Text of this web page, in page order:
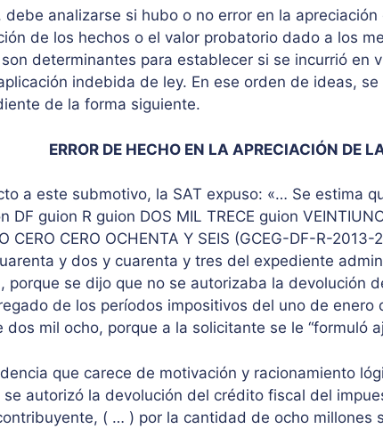
debe analizarse si hubo o no error en la
de los hechos o el valor probatorio dado a los
determinantes para establecer si se incurrió en
indebida de ley. En ese orden de ideas,
de la forma siguiente.
ERROR DE HECHO EN LA APRECIACIÓN DE
a este submotivo, la SAT expuso: «… Se estima
DF guion R guion DOS MIL TRECE guion
CERO CERO OCHENTA Y SEIS (GCEG-DF-R-
y dos y cuarenta y tres del expediente
porque se dijo que no se autorizaba la devolución
de los períodos impositivos del uno de enero
dos mil ocho, porque a la solicitante se le “formuló
que carece de motivación y racionamiento
se autorizó la devolución del crédito fiscal del
( … ) por la cantidad de ocho millones